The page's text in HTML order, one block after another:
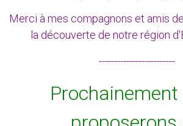
Merci à mes compagnons et amis
la découverte de notre région
-------------------------
Prochainement